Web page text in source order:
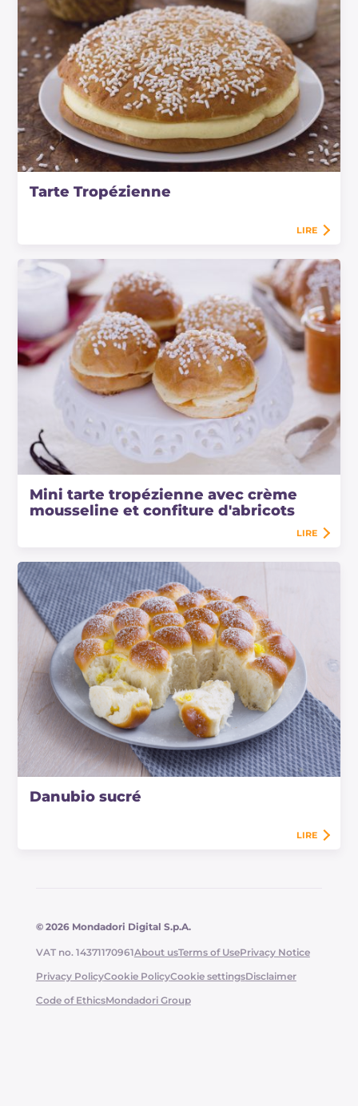
Tarte Tropézienne
LIRE
Mini tarte tropézienne avec crème
mousseline et confiture d'abricots
LIRE
Danubio sucré
LIRE
© 2026 Mondadori Digital S.p.A.
VAT no. 14371170961About usTerms of UsePrivacy Notice
Privacy PolicyCookie PolicyCookie settingsDisclaimer
Code of EthicsMondadori Group